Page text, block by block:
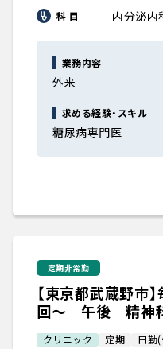
科 目
内分泌内
業務内容
外来
求める経験・スキル
糖尿病専門医
定期非常勤
【東京都武蔵野市
回～ 午後 精神
クリニック 定期 日勤